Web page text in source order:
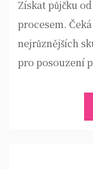
Získat půjčku
procesem.
nejrůznějších
pro posouzení